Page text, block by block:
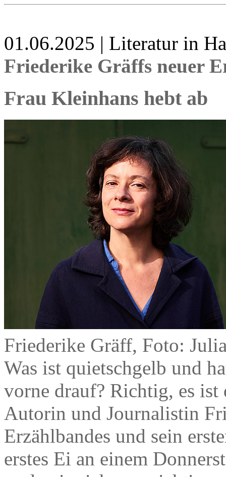
01.06.2025 | Literatur in
Friederike Gräffs neuer
Frau Kleinhans hebt ab
Friederike Gräff, Foto:
Was ist quietschgelb und
vorne drauf? Richtig, es ist
Autorin und Journalistin
Erzählbandes und sein
erstes Ei an einem